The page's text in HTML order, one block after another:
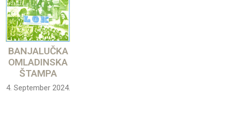
BANJALUČKA
OMLADINSKA
ŠTAMPA
4. September 2024.